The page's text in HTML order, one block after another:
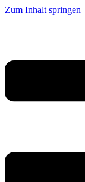
Zum Inhalt springen